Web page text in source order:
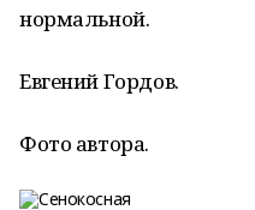
нормальной.
Евгений Гордов.
Фото автора.